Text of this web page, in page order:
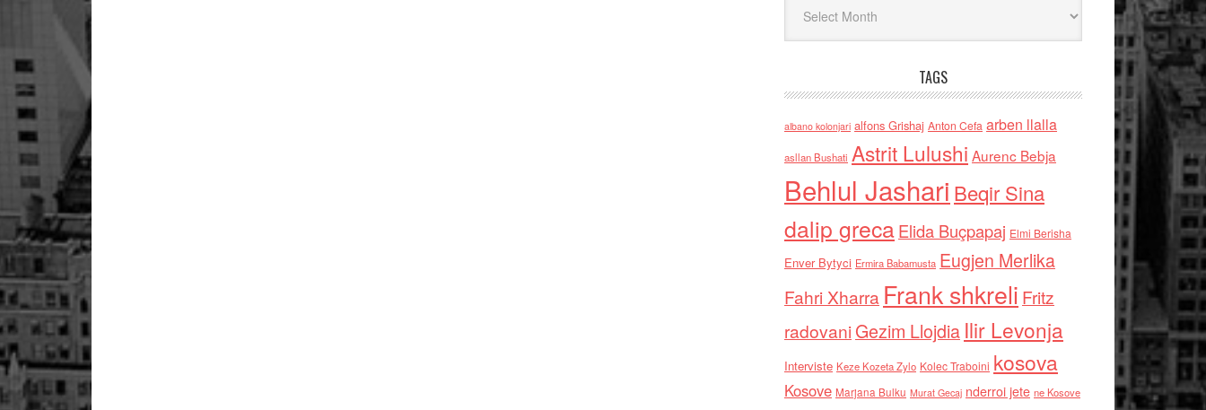
TAGS
albano kolonjari alfons Grishaj Anton Cefa arben llalla
asllan Bushati Astrit Lulushi Aurenc Bebja
Behlul Jashari Beqir Sina
dalip grecaElida Buçpapaj Elmi Berisha
Enver Bytyci Ermira Babamusta Eugjen Merlika
Fahri Xharra Frank shkreli Fritz
radovaniGezim Llojdia Ilir Levonja
Interviste Keze Kozeta Zylo Kolec Traboini kosova
Kosove Marjana Bulku Murat Gecaj nderroi jete ne Kosove